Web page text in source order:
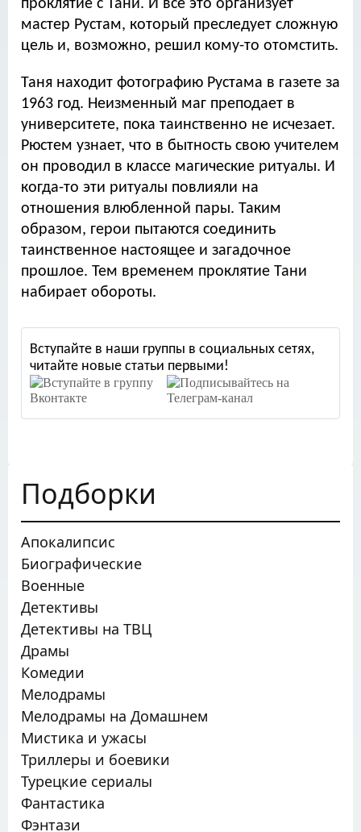
проклятие с Тани. И все это организует
мастер Рустам, который преследует сложную
цель и, возможно, решил кому-то отомстить.
Таня находит фотографию Рустама в газете за
1963 год. Неизменный маг преподает в
университете, пока таинственно не исчезает.
Рюстем узнает, что в бытность свою учителем
он проводил в классе магические ритуалы. И
когда-то эти ритуалы повлияли на
отношения влюбленной пары. Таким
образом, герои пытаются соединить
таинственное настоящее и загадочное
прошлое. Тем временем проклятие Тани
набирает обороты.
Вступайте в наши группы в социальных сетях,
читайте новые статьи первыми!
Подборки
Апокалипсис
Биографические
Военные
Детективы
Детективы на ТВЦ
Драмы
Комедии
Мелодрамы
Мелодрамы на Домашнем
Мистика и ужасы
Триллеры и боевики
Турецкие сериалы
Фантастика
Фэнтази